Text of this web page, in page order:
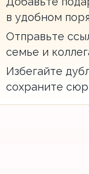
в удобном
Отправьте
семье и
Избегайте
сохраните